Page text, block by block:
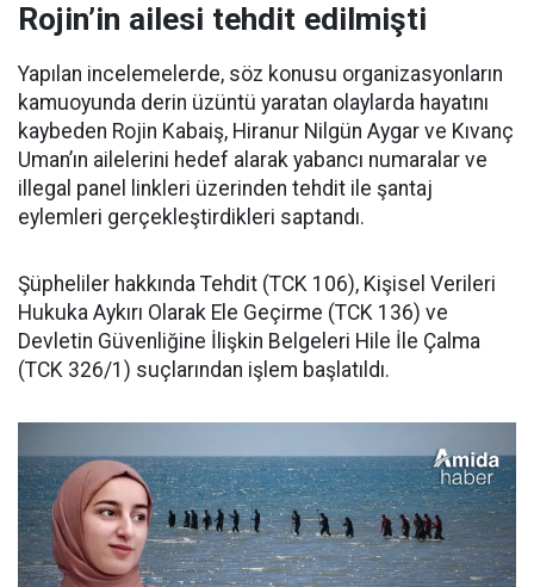
Rojin’in ailesi tehdit edilmişti
Yapılan incelemelerde, söz konusu organizasyonların
kamuoyunda derin üzüntü yaratan olaylarda hayatını
kaybeden Rojin Kabaiş, Hiranur Nilgün Aygar ve Kıvanç
Uman’ın ailelerini hedef alarak yabancı numaralar ve
illegal panel linkleri üzerinden tehdit ile şantaj
eylemleri gerçekleştirdikleri saptandı.
Şüpheliler hakkında Tehdit (TCK 106), Kişisel Verileri
Hukuka Aykırı Olarak Ele Geçirme (TCK 136) ve
Devletin Güvenliğine İlişkin Belgeleri Hile İle Çalma
(TCK 326/1) suçlarından işlem başlatıldı.